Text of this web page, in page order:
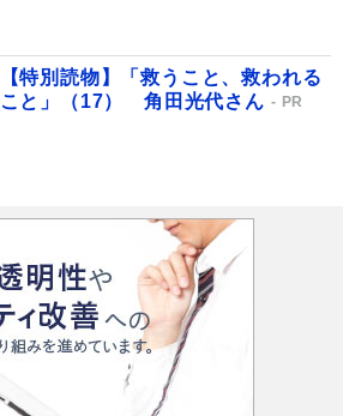
【特別読物】「救うこと、救われる
こと」（17） 角田光代さん
PR